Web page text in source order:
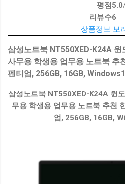
평점 5.0
리뷰수6
상품정보 보
삼성노트북 NT550XED-K24A
사무용 학생용 업무용 노트북 추
펜티엄, 256GB, 16GB,
삼성노트북 NT550XED-K24A 윈
무용 학생용 업무용 노트북 추천
엄, 256GB, 16GB,